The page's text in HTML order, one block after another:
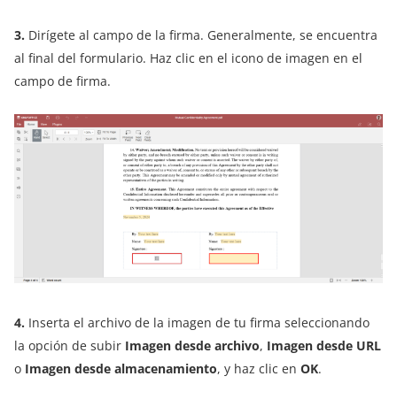
3. Dirígete al campo de la firma. Generalmente, se encuentra
al final del formulario. Haz clic en el icono de imagen en el
campo de firma.
4. Inserta el archivo de la imagen de tu firma seleccionando
la opción de subir Imagen desde archivo, Imagen desde URL
o Imagen desde almacenamiento, y haz clic en OK.